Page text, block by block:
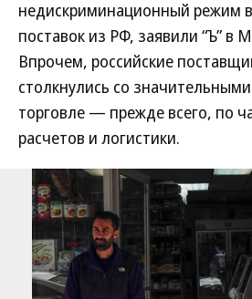
недискриминационный режим
поставок из РФ, заявили “Ъ” в
Впрочем, российские
столкнулись со
торговле — прежде всего, по
расчетов и логистики.